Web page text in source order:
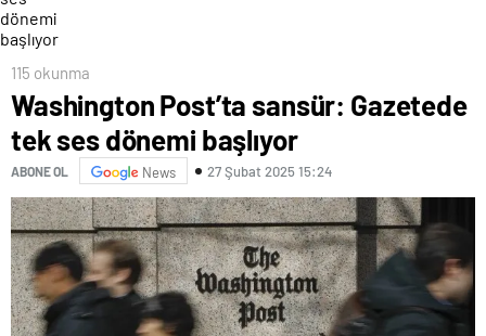
115 okunma
Washington Post’ta sansür: Gazetede
tek ses dönemi başlıyor
ABONE OL News 27 Şubat 2025 15:24